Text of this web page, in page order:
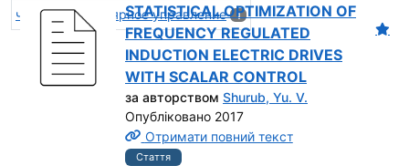
частотное скалярное управление 1
STATISTICAL OPTIMIZATION OF
FREQUENCY REGULATED
INDUCTION ELECTRIC DRIVES
WITH SCALAR CONTROL
за авторством Shurub, Yu. V.
Опубліковано 2017
Отримати повний текст
Стаття